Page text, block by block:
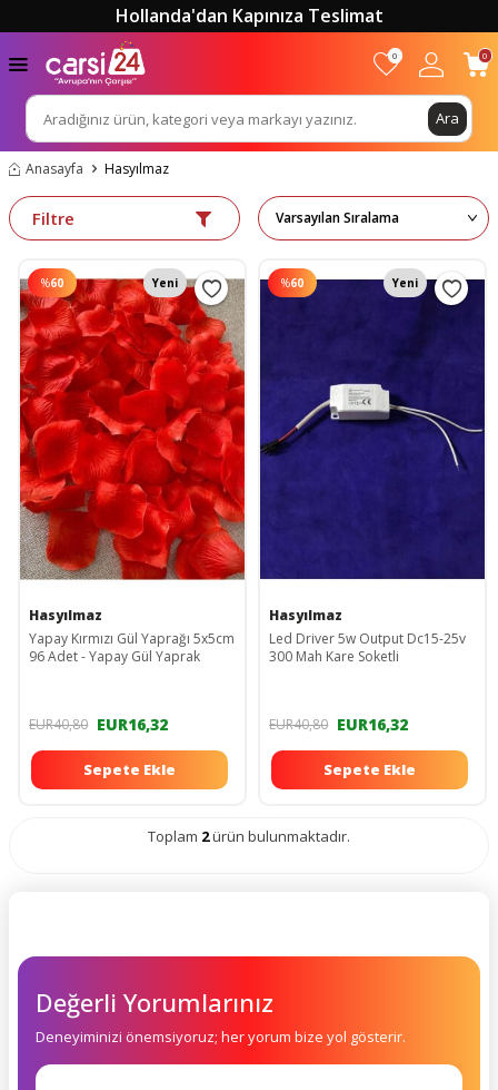
Hollanda'dan Kapınıza Teslimat
Ara
0 0
Anasayfa Hasyılmaz
Filtre
%60 Yeni
Hasyılmaz
Yapay Kırmızı Gül Yaprağı 5x5cm
96 Adet - Yapay Gül Yaprak
EUR40,80 EUR16,32
Sepete Ekle
%60 Yeni
Hasyılmaz
Led Driver 5w Output Dc15-25v
300 Mah Kare Soketli
EUR40,80 EUR16,32
Sepete Ekle
Toplam 2ürün bulunmaktadır.
Değerli Yorumlarınız
Deneyiminizi önemsiyoruz; her yorum bize yol gösterir.